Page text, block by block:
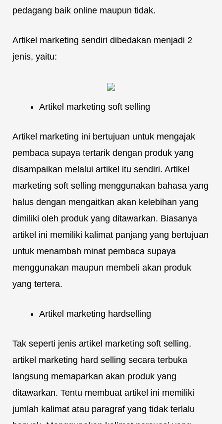
pedagang baik online maupun tidak.
Artikel marketing sendiri dibedakan menjadi 2
jenis, yaitu:
Artikel marketing soft selling
Artikel marketing ini bertujuan untuk mengajak
pembaca supaya tertarik dengan produk yang
disampaikan melalui artikel itu sendiri. Artikel
marketing soft selling menggunakan bahasa yang
halus dengan mengaitkan akan kelebihan yang
dimiliki oleh produk yang ditawarkan. Biasanya
artikel ini memiliki kalimat panjang yang bertujuan
untuk menambah minat pembaca supaya
menggunakan maupun membeli akan produk
yang tertera.
Artikel marketing hardselling
Tak seperti jenis artikel marketing soft selling,
artikel marketing hard selling secara terbuka
langsung memaparkan akan produk yang
ditawarkan. Tentu membuat artikel ini memiliki
jumlah kalimat atau paragraf yang tidak terlalu